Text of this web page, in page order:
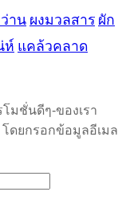
าน ผงมวลสาร ผัก
ห์ แคล้วคลาด
มชั่นดีๆ-ของเรา
โดยกรอกข้อมูลอีเมล